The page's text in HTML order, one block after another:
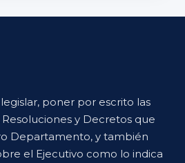
poner por escrito las
y Decretos que
Departamento, y también
el Ejecutivo como lo indica